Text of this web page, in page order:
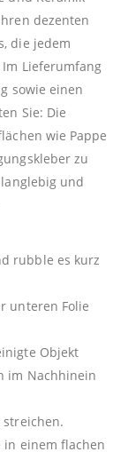
dezenten
die jedem
Lieferumfang
sowie einen
Sie: Die
wie Pappe
zu
und
rubble es kurz
unteren Folie
Objekt
im Nachhinein
einem flachen